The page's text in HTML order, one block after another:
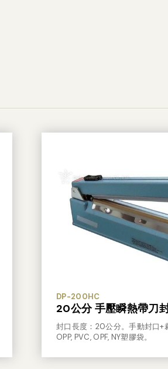
DP-200HC
20公分 手壓瞬熱帶刀
封口長度：20公分。手動封口+
OPP, PVC, OPF, NY塑膠袋。